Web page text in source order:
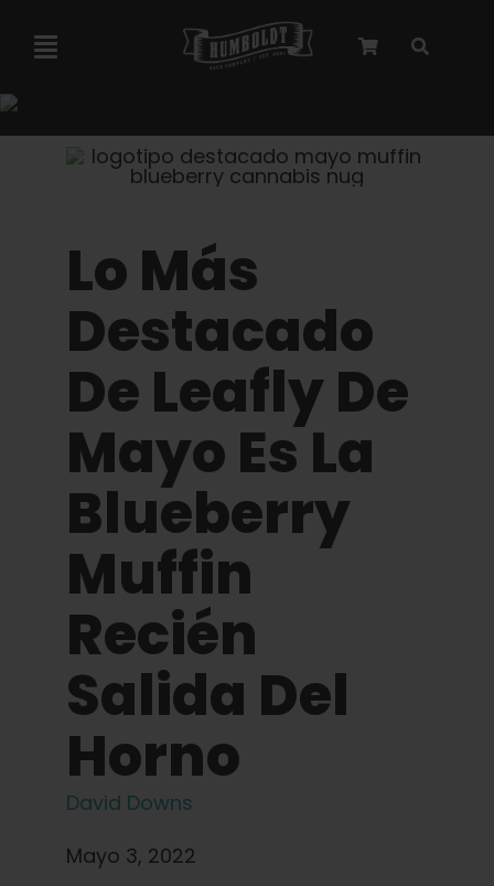
Alternar
Colaboración con Marley
Semillas Autoflower
Semillas triploides
Aprenda
Pulse
Acerca de
Caza de fenotipos
Póngase en contacto con
Lo Más
Destacado
De Leafly De
Mayo Es La
Blueberry
Muffin
Recién
Salida Del
Horno
David Downs
Mayo 3, 2022